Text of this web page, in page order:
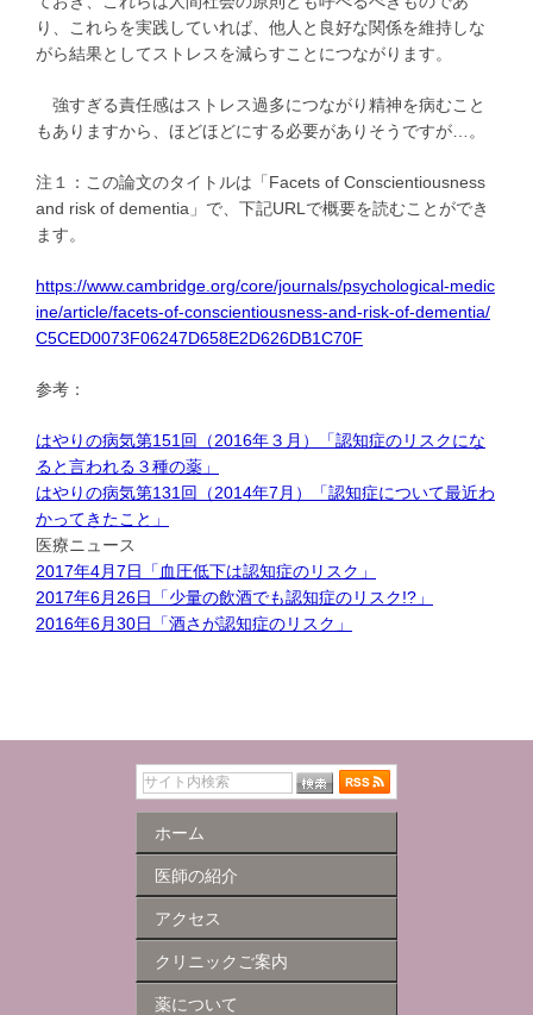
り、これらを実践していれば、他人と良好な関係を維持しな
がら結果としてストレスを減らすことにつながります。
強すぎる責任感はストレス過多につながり精神を病むこと
もありますから、ほどほどにする必要がありそうですが…。
注１：この論文のタイトルは「Facets of Conscientiousness
and risk of dementia」で、下記URLで概要を読むことができ
ます。
https://www.cambridge.org/core/journals/psychological-medic
ine/article/facets-of-conscientiousness-and-risk-of-dementia/
C5CED0073F06247D658E2D626DB1C70F
参考：
はやりの病気第151回（2016年３月）「認知症のリスクにな
ると言われる３種の薬」
はやりの病気第131回（2014年7月）「認知症について最近わ
かってきたこと」
医療ニュース
2017年4月7日「血圧低下は認知症のリスク」
2017年6月26日「少量の飲酒でも認知症のリスク!?」
2016年6月30日「酒さが認知症のリスク」
ホーム
医師の紹介
アクセス
クリニックご案内
薬について